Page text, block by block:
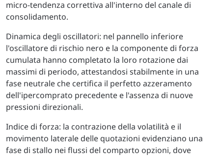
micro-tendenza correttiva all'interno del canale di
consolidamento.
Dinamica degli oscillatori: nel pannello inferiore
l'oscillatore di rischio nero e la componente di forza
cumulata hanno completato la loro rotazione dai
massimi di periodo, attestandosi stabilmente in una
fase neutrale che certifica il perfetto azzeramento
dell'ipercomprato precedente e l'assenza di nuove
pressioni direzionali.
Indice di forza: la contrazione della volatilità e il
movimento laterale delle quotazioni evidenziano una
fase di stallo nei flussi del comparto opzioni, dove